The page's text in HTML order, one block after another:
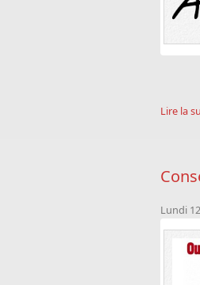
Lire la
Lundi